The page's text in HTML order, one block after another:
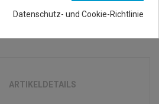
ARTIKELDETAILS
Datenschutz- und Cookie-Richtlinie